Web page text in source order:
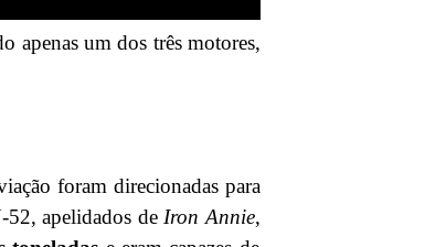
apenas um dos três motores,
foram direcionadas para
52, apelidados de Iron Annie,